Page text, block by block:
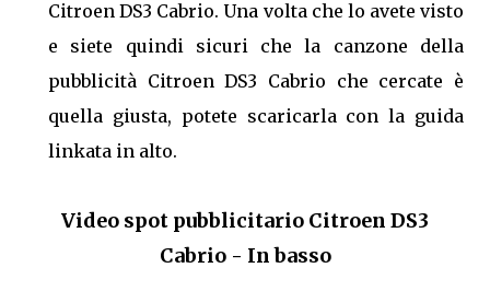
Citroen DS3 Cabrio. Una volta che lo avete visto
e siete quindi sicuri che la canzone della
pubblicità Citroen DS3 Cabrio che cercate è
quella giusta, potete scaricarla con la guida
linkata in alto.
Video spot pubblicitario Citroen DS3
Cabrio - In basso